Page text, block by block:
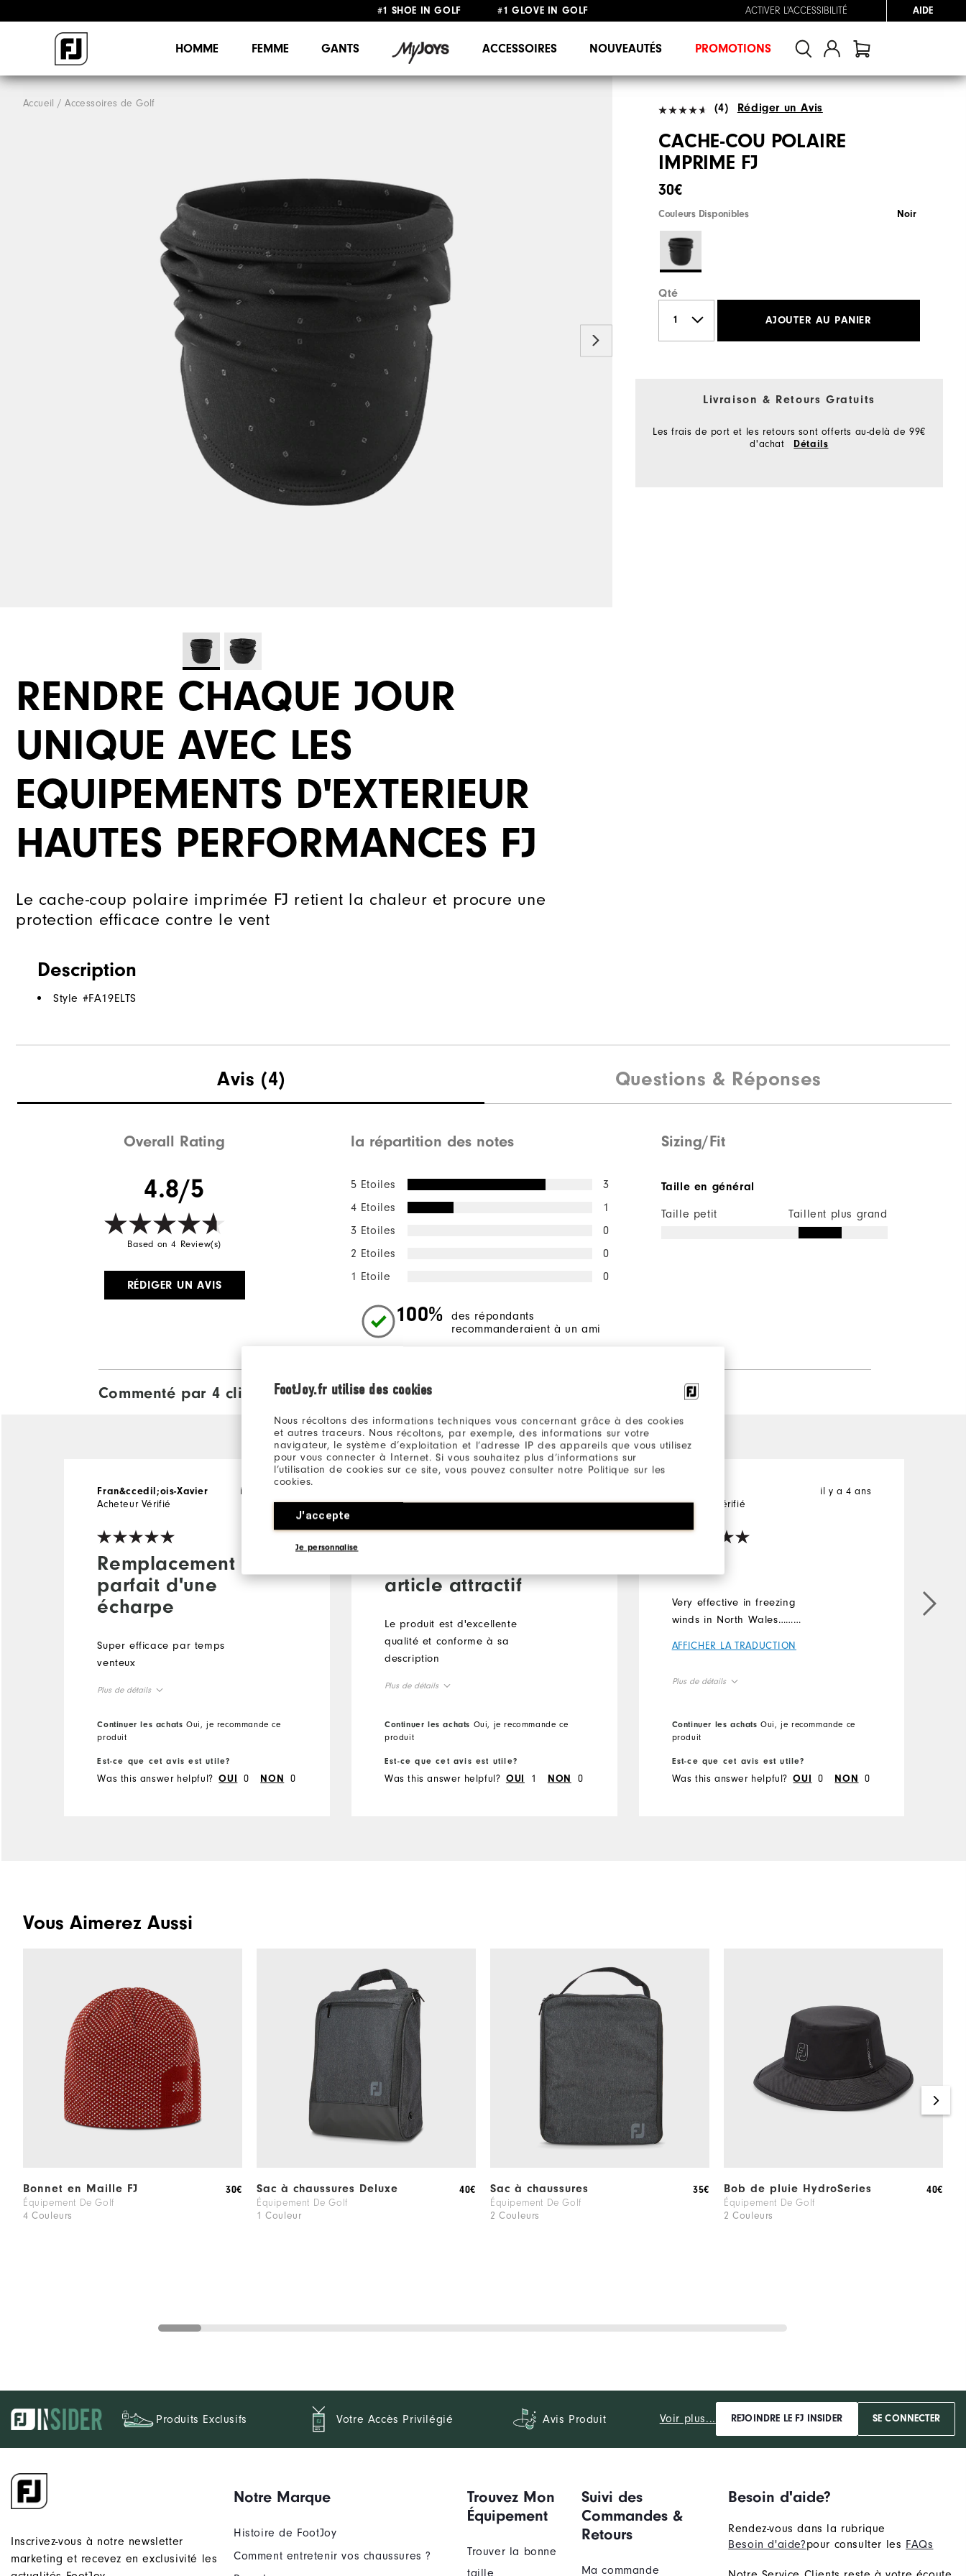
FootJoy.fr utilise des cookies
Nous récoltons des informations techniques vous concernant grâce à des cookies
et autres traceurs. Nous récoltons, par exemple, des informations sur votre
navigateur, le système d’exploitation et l’adresse IP des appareils que vous utilisez
pour vous connecter à Internet. Si vous souhaitez plus d’informations sur
l’utilisation de cookies sur ce site, vous pouvez consulter notre Politique sur les
cookies.
J'accepte
Je personnalise
#1 SHOE IN GOLF #1 GLOVE IN GOLF
ACTIVER L'ACCESSIBILITÉ AIDE
HOMME FEMME GANTS ACCESSOIRES NOUVEAUTÉS PROMOTIONS
Accueil Accessoires de Golf (4) Rédiger un Avis
CACHE-COU POLAIRE
IMPRIME FJ
30€
Couleurs Disponibles Noir
Qté
AJOUTER AU PANIER
Livraison & Retours Gratuits
Les frais de port et les retours sont offerts au-delà de 99€
d'achat
Détails
RENDRE CHAQUE JOUR
UNIQUE AVEC LES
EQUIPEMENTS D'EXTERIEUR
HAUTES PERFORMANCES FJ
Le cache-coup polaire imprimée FJ retient la chaleur et procure une
protection efficace contre le vent
Description
Style #FA19ELTS
Avis (4) Questions & Réponses
Overall Rating
4.8/5
Based on 4 Review(s)
RÉDIGER UN AVIS
la répartition des notes
5 Etoiles
3
4 Etoiles
1
3 Etoiles
0
2 Etoiles
0
1 Etoile
0
100%
des répondants
recommanderaient à un ami
Sizing/Fit
Taille en général
Taille petit Taillent plus grand
Commenté par 4 clients View All
Remplacement
parfait d'une
écharpe
il y a 4 mois
Fran&ccedil;ois-Xavier
Acheteur Vérifié
Super efficace par temps
venteux
Plus de détails
Taille en général
Continuer les achats Oui, je recommande ce
produit
Est-ce que cet avis est utile?
Was this answer helpful? OUI 0 NON 0
article attractif
Acheteur Vérifié
Le produit est d'excellente
qualité et conforme à sa
description
Plus de détails
Continuer les achats Oui, je recommande ce
produit
Est-ce que cet avis est utile?
Was this answer helpful? OUI 1 NON 0
il y a 4 ans
Acheteur Vérifié
Very effective in freezing
winds in North Wales………
AFFICHER LA TRADUCTION
Plus de détails
Taille petit
Continuer les achats Oui, je recommande ce
produit
Est-ce que cet avis est utile?
Was this answer helpful? OUI 0 NON 0
Vous Aimerez Aussi
Bonnet en Maille FJ
Équipement De Golf
4 Couleurs
30€ Sac à chaussures Deluxe
Équipement De Golf
1 Couleur
40€ Sac à chaussures
Équipement De Golf
2 Couleurs
35€ Bob de pluie HydroSeries
Équipement De Golf
2 Couleurs
40€
Produits Exclusifs Votre Accès Privilégié Avis Produit Voir plus... REJOINDRE LE FJ INSIDER SE CONNECTER
Inscrivez-vous à notre newsletter
marketing et recevez en exclusivité les
Notre Marque
Histoire de FootJoy
Comment entretenir vos chaussures ?
Trouvez Mon
Équipement
Trouver la bonne
taille
Suivi des
Commandes &
Retours
Ma commande
Besoin d'aide?
Rendez-vous dans la rubrique
Besoin d'aide?pour consulter les FAQs